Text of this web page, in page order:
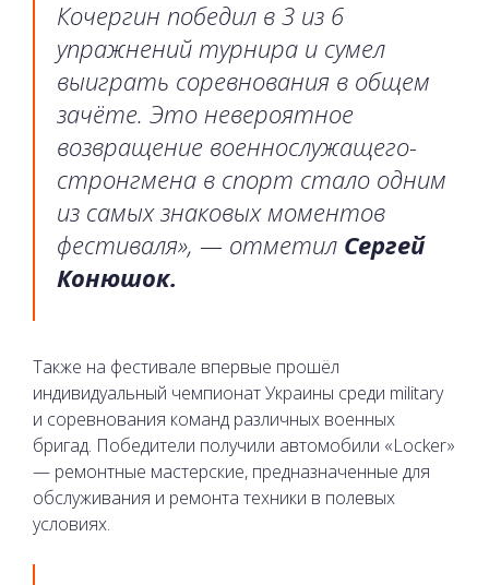
Кочергин победил в 3 из 6
упражнений турнира и сумел
выиграть соревнования в общем
зачёте. Это невероятное
возвращение военнослужащего-
стронгмена в спорт стало одним
из самых знаковых моментов
фестиваля», — отметил Сергей
Конюшок.
Также на фестивале впервые прошёл
индивидуальный чемпионат Украины среди military
и соревнования команд различных военных
бригад. Победители получили автомобили «Locker»
— ремонтные мастерские, предназначенные для
обслуживания и ремонта техники в полевых
условиях.